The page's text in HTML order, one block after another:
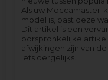
Als uw
model is, past deze
Dit artikel is een
oorspronkelijke
afwijkingen zijn van
iets dergelijks.